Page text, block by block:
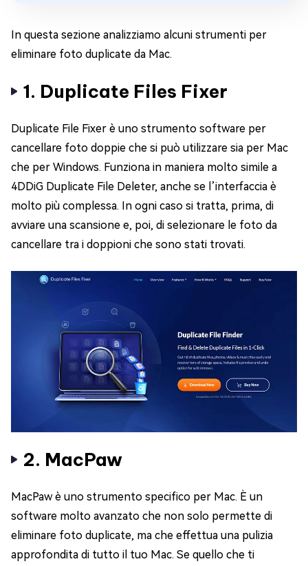
In questa sezione analizziamo alcuni strumenti per
eliminare foto duplicate da Mac.
1. Duplicate Files Fixer
Duplicate File Fixer è uno strumento software per
cancellare foto doppie che si può utilizzare sia per Mac
che per Windows. Funziona in maniera molto simile a
4DDiG Duplicate File Deleter, anche se l’interfaccia è
molto più complessa. In ogni caso si tratta, prima, di
avviare una scansione e, poi, di selezionare le foto da
cancellare tra i doppioni che sono stati trovati.
2. MacPaw
MacPaw è uno strumento specifico per Mac. È un
software molto avanzato che non solo permette di
eliminare foto duplicate, ma che effettua una pulizia
approfondita di tutto il tuo Mac. Se quello che ti